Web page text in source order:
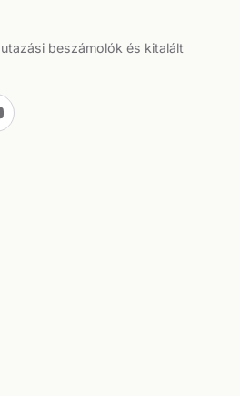
beszámolók és kitalált